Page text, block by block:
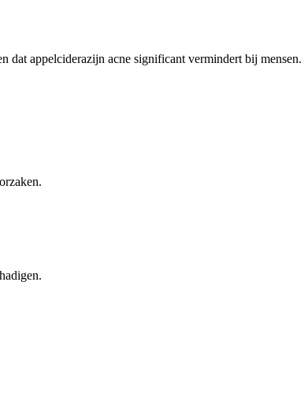
dat appelciderazijn acne significant vermindert bij mensen.